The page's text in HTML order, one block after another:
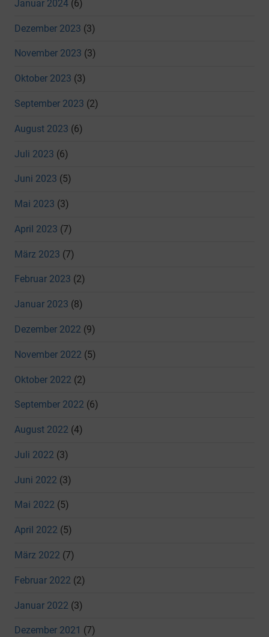
Januar 2024 (6)
Dezember 2023 (3)
November 2023 (3)
Oktober 2023 (3)
September 2023 (2)
August 2023 (6)
Juli 2023 (6)
Juni 2023 (5)
Mai 2023 (3)
April 2023 (7)
März 2023 (7)
Februar 2023 (2)
Januar 2023 (8)
Dezember 2022 (9)
November 2022 (5)
Oktober 2022 (2)
September 2022 (6)
August 2022 (4)
Juli 2022 (3)
Juni 2022 (3)
Mai 2022 (5)
April 2022 (5)
März 2022 (7)
Februar 2022 (2)
Januar 2022 (3)
Dezember 2021 (7)